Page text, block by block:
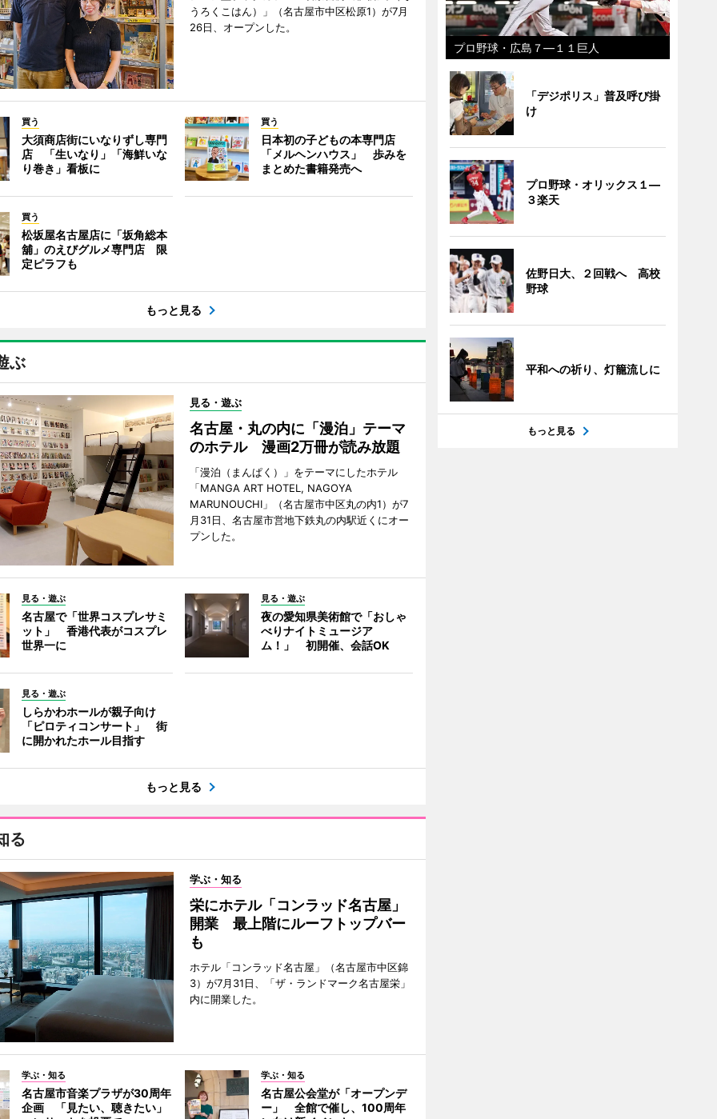
うろくこはん）」（名古屋市中区松原1）が7月
26日、オープンした。
買う
大須商店街にいなりずし専門
店 「生いなり」「海鮮いな
り巻き」看板に
買う
日本初の子どもの本専門店
「メルヘンハウス」 歩みを
まとめた書籍発売へ
買う
松坂屋名古屋店に「坂角総本
舖」のえびグルメ専門店 限
定ピラフも
もっと見る
ぶ
見る・遊ぶ
名古屋・丸の内に「漫泊」テーマ
のホテル 漫画2万冊が読み放題
「漫泊（まんぱく）」をテーマにしたホテル
「MANGA ART HOTEL, NAGOYA
MARUNOUCHI」（名古屋市中区丸の内1）が7
月31日、名古屋市営地下鉄丸の内駅近くにオー
プンした。
見る・遊ぶ
名古屋で「世界コスプレサミ
ット」 香港代表がコスプレ
世界一に
見る・遊ぶ
夜の愛知県美術館で「おしゃ
べりナイトミュージア
ム！」 初開催、会話OK
見る・遊ぶ
しらかわホールが親子向け
「ピロティコンサート」 街
に開かれたホール目指す
もっと見る
る
学ぶ・知る
栄にホテル「コンラッド名古屋」
開業 最上階にルーフトップバー
も
ホテル「コンラッド名古屋」（名古屋市中区錦
3）が7月31日、「ザ・ランドマーク名古屋栄」
内に開業した。
学ぶ・知る
名古屋市音楽プラザが30周年
企画 「見たい、聴きたい」
学ぶ・知る
名古屋公会堂が「オープンデ
ー」 全館で催し、100周年
プロ野球・広島７―１１巨人
「デジポリス」普及呼び掛
け
プロ野球・オリックス１―
３楽天
佐野日大、２回戦へ 高校
野球
平和への祈り、灯籠流しに
もっと見る